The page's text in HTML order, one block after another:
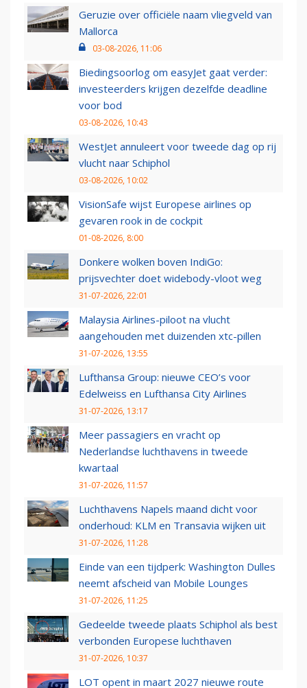
Geruzie over officiële naam vliegveld van
Mallorca
03-08-2026, 11:06
Biedingsoorlog om easyJet gaat verder:
investeerders krijgen dezelfde deadline
voor bod
03-08-2026, 10:43
WestJet annuleert voor tweede dag op rij
vlucht naar Schiphol
03-08-2026, 10:02
VisionSafe wijst Europese airlines op
gevaren rook in de cockpit
01-08-2026, 8:00
Donkere wolken boven IndiGo:
prijsvechter doet widebody-vloot weg
31-07-2026, 22:01
Malaysia Airlines-piloot na vlucht
aangehouden met duizenden xtc-pillen
31-07-2026, 13:55
Lufthansa Group: nieuwe CEO’s voor
Edelweiss en Lufthansa City Airlines
31-07-2026, 13:17
Meer passagiers en vracht op
Nederlandse luchthavens in tweede
kwartaal
31-07-2026, 11:57
Luchthavens Napels maand dicht voor
onderhoud: KLM en Transavia wijken uit
31-07-2026, 11:28
Einde van een tijdperk: Washington Dulles
neemt afscheid van Mobile Lounges
31-07-2026, 11:25
Gedeelde tweede plaats Schiphol als best
verbonden Europese luchthaven
31-07-2026, 10:37
LOT opent in maart 2027 nieuwe route